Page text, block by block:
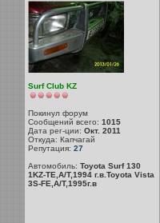
Surf Club KZ
Покинул форум
Сообщений всего: 1015
Дата рег-ции: Окт. 2011
Откуда: Капчагай
Репутация: 27
Автомобиль: Toyota Surf 130
1KZ-TE,A/T,1994 г.в.Toyota Vista
3S-FE,A/T,1995г.в